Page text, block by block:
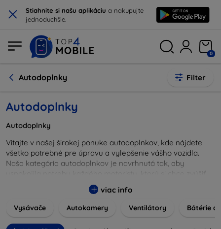
× Stiahnite si našu aplikáciu a nakupujte
jednoduchšie.
0
Autodoplnky Filter
Autodoplnky
Autodoplnky
Vitajte v našej širokej ponuke autodoplnkov, kde nájdete
všetko potrebné pre úpravu a vylepšenie vášho vozidla.
Naša kategória autodoplnkov je navrhnutá tak, aby
uspokojila potreby každého motoristu, ktorý si chce zvýšiť
komfort, bezpečnosť alebo estetiku svojho auta.
štýlové doplnky pre exteriér, alebo kvalitnú autokozmetiku
na udržiavanie lesku a čistoty, u nás ste na správnej adrese.
viac info
Vysávače Autokamery Ventilátory Bátérie a